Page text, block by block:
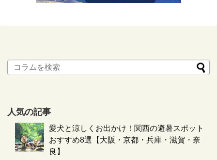
人気の記事
愛犬と涼しくお出かけ！関西の避暑スポット
おすすめ8選【大阪・京都・兵庫・滋賀・奈
良】